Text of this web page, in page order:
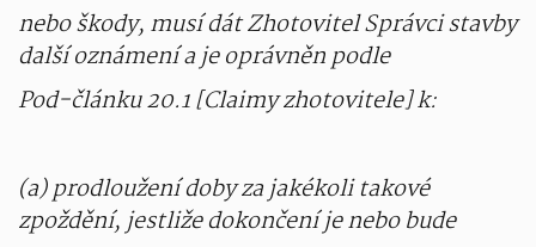
nebo škody, musí dát Zhotovitel Správci stavby
další oznámení a je oprávněn podle
Pod-článku 20.1 [Claimy zhotovitele] k:
(a) prodloužení doby za jakékoli takové
zpoždění, jestliže dokončení je nebo bude